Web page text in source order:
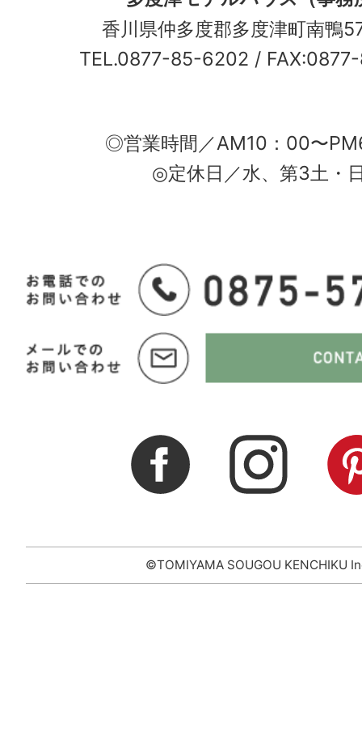
香川県仲多度郡多度津町南
TEL.0877-85-6202 /
◎営業時間／AM10：00〜
◎定休日／水、第3土・
©TOMIYAMA SOUGOU KENCHIKU